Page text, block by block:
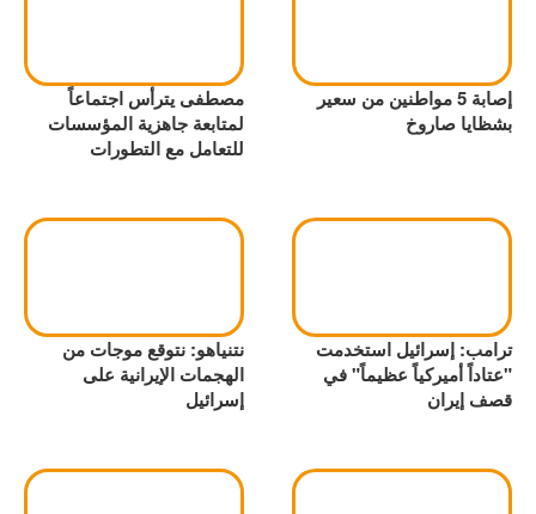
إصابة 5 مواطنين من سعير
بشظايا صاروخ
مصطفى يترأس اجتماعاً
لمتابعة جاهزية المؤسسات
للتعامل مع التطورات
ترامب: إسرائيل استخدمت
"عتاداً أميركياً عظيماً" في
قصف إيران
نتنياهو: نتوقع موجات من
الهجمات الإيرانية على
إسرائيل